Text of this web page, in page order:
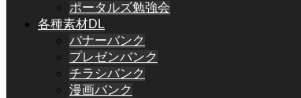
ポータルズ勉強会
各種素材DL
バナーバンク
プレゼンバンク
チラシバンク
漫画バンク